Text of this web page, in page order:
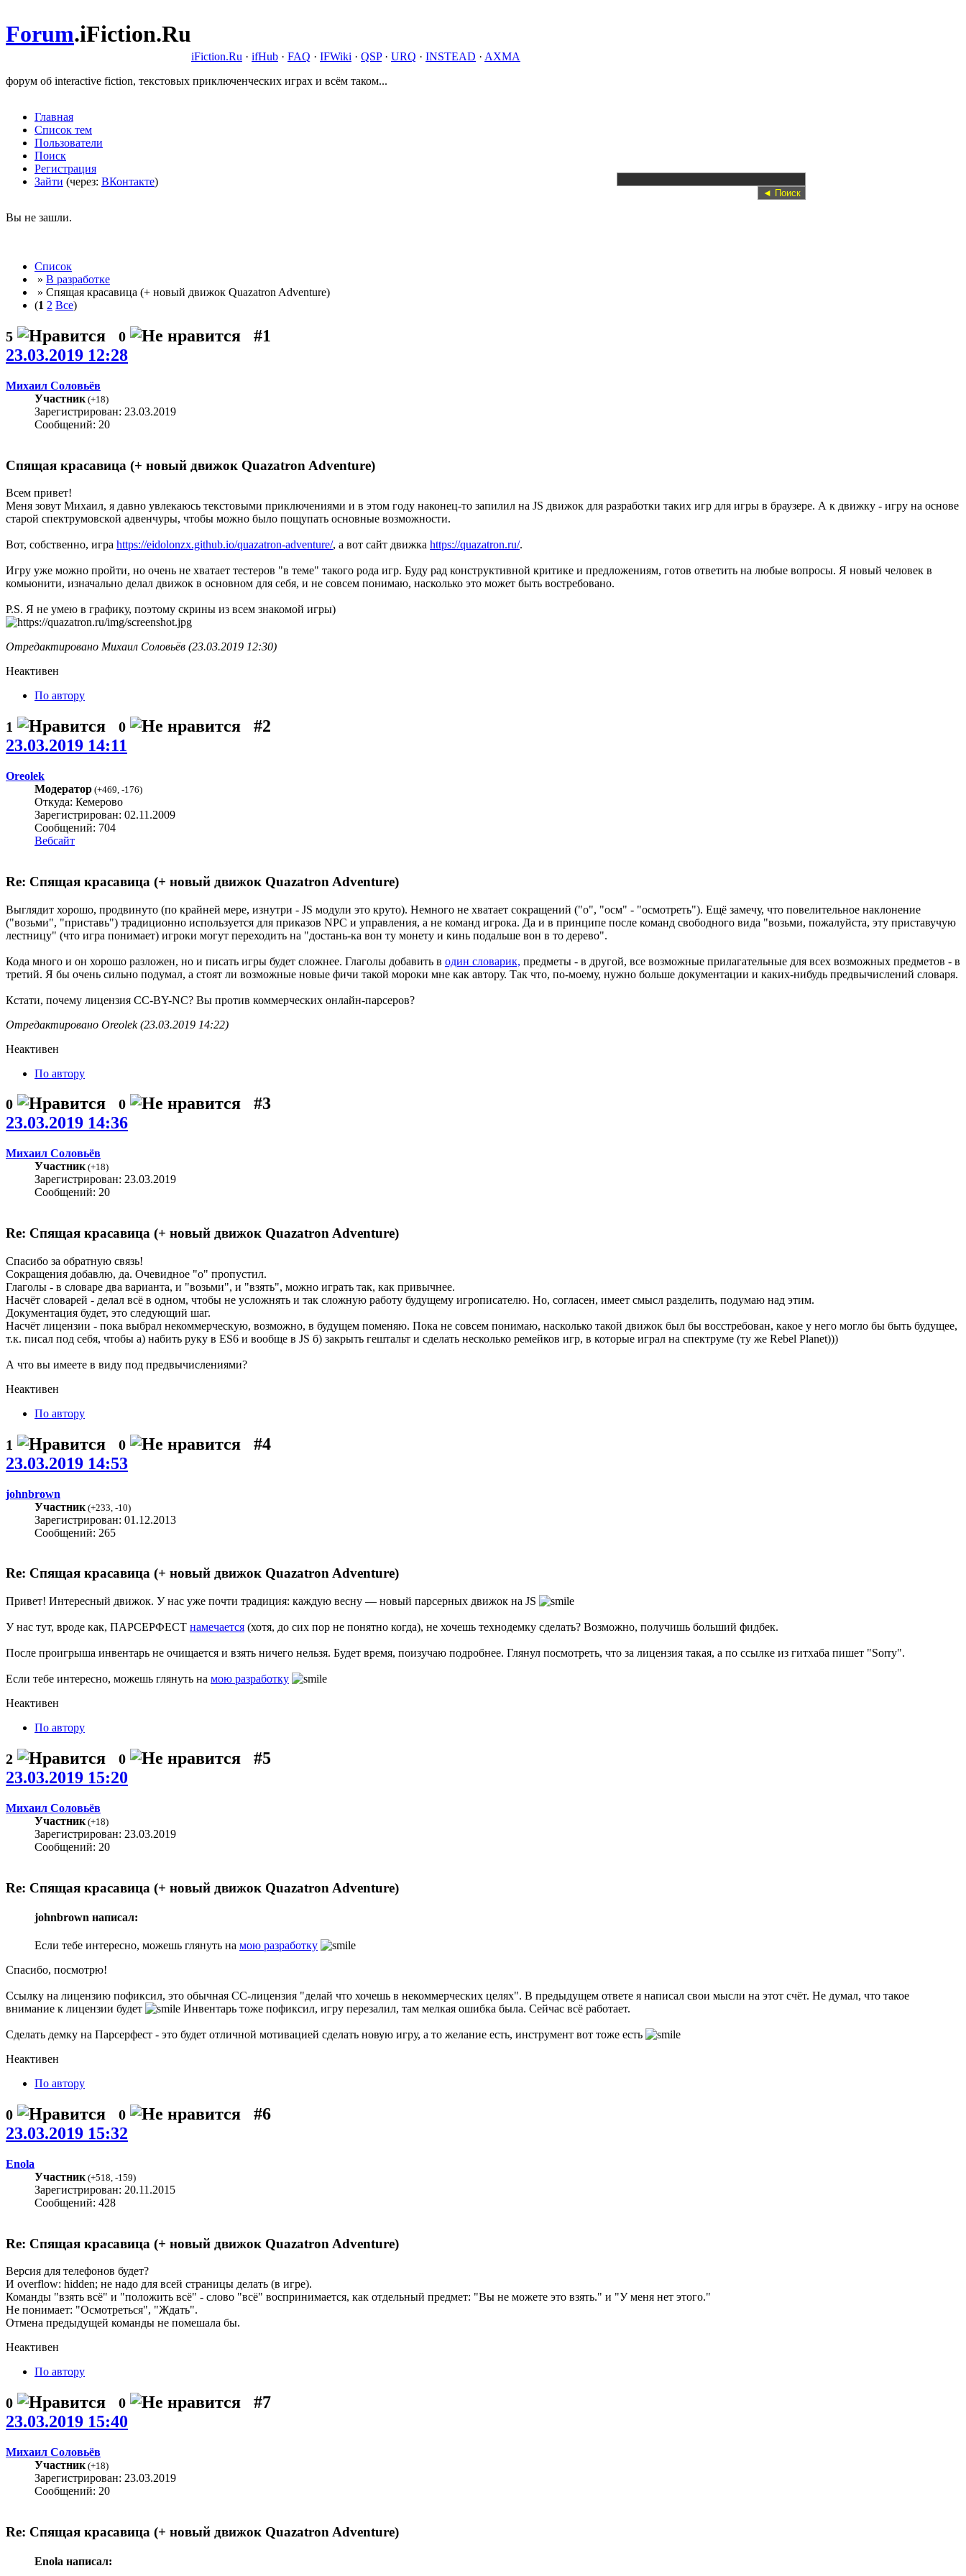
Forum.iFiction.Ru
iFiction.Ru · ifHub · FAQ · IFWiki · QSP· URQ · INSTEAD · AXMA
форум об interactive fiction, текстовых приключенческих играх и всём таком...
Главная
Список тем
Пользователи
Поиск
Регистрация
Зайти (через: ВКонтакте)
Вы не зашли.
Список
» В разработке
» Спящая красавица (+ новый движок Quazatron Adventure)
(1 2 Все)
5 0
#1
23.03.2019 12:28
Михаил Соловьёв
Участник (+18)
Зарегистрирован: 23.03.2019
Сообщений: 20
Спящая красавица (+ новый движок Quazatron Adventure)
Всем привет!
Меня зовут Михаил, я давно увлекаюсь текстовыми приключениями и в этом году наконец-то запилил на JS движок для разработки таких игр для игры в браузере. А к движку - игру на основе
старой спектрумовской адвенчуры, чтобы можно было пощупать основные возможности.
Вот, собственно, игра https://eidolonzx.github.io/quazatron-adventure/, а вот сайт движка https://quazatron.ru/.
Игру уже можно пройти, но очень не хватает тестеров "в теме" такого рода игр. Буду рад конструктивной критике и предложениям, готов ответить на любые вопросы. Я новый человек в
комьюнити, изначально делал движок в основном для себя, и не совсем понимаю, насколько это может быть востребовано.
P.S. Я не умею в графику, поэтому скрины из всем знакомой игры)
Отредактировано Михаил Соловьёв (23.03.2019 12:30)
Неактивен
По автору
1 0
#2
23.03.2019 14:11
Oreolek
Модератор (+469, -176)
Откуда: Кемерово
Зарегистрирован: 02.11.2009
Сообщений: 704
Вебсайт
Re: Спящая красавица (+ новый движок Quazatron Adventure)
Выглядит хорошо, продвинуто (по крайней мере, изнутри - JS модули это круто). Немного не хватает сокращений ("о", "осм" - "осмотреть"). Ещё замечу, что повелительное наклонение
("возьми", "приставь") традиционно используется для приказов NPC и управления, а не команд игрока. Да и в принципе после команд свободного вида "возьми, пожалуйста, эту приставучую
лестницу" (что игра понимает) игроки могут переходить на "достань-ка вон ту монету и кинь подальше вон в то дерево".
Кода много и он хорошо разложен, но и писать игры будет сложнее. Глаголы добавить в один словарик, предметы - в другой, все возможные прилагательные для всех возможных предметов - в
третий. Я бы очень сильно подумал, а стоят ли возможные новые фичи такой мороки мне как автору. Так что, по-моему, нужно больше документации и каких-нибудь предвычислений словаря.
Кстати, почему лицензия CC-BY-NC? Вы против коммерческих онлайн-парсеров?
Отредактировано Oreolek (23.03.2019 14:22)
Неактивен
По автору
0 0
#3
23.03.2019 14:36
Михаил Соловьёв
Участник(+18)
Зарегистрирован: 23.03.2019
Сообщений: 20
Re: Спящая красавица (+ новый движок Quazatron Adventure)
Спасибо за обратную связь!
Сокращения добавлю, да. Очевидное "о" пропустил.
Глаголы - в словаре два варианта, и "возьми", и "взять", можно играть так, как привычнее.
Насчёт словарей - делал всё в одном, чтобы не усложнять и так сложную работу будущему игрописателю. Но, согласен, имеет смысл разделить, подумаю над этим.
Документация будет, это следующий шаг.
Насчёт лицензии - пока выбрал некоммерческую, возможно, в будущем поменяю. Пока не совсем понимаю, насколько такой движок был бы восстребован, какое у него могло бы быть будущее,
т.к. писал под себя, чтобы а) набить руку в ES6 и вообще в JS б) закрыть гештальт и сделать несколько ремейков игр, в которые играл на спектруме (ту же Rebel Planet)))
А что вы имеете в виду под предвычислениями?
Неактивен
По автору
1 0
#4
23.03.2019 14:53
johnbrown
Участник (+233 -10)
Зарегистрирован: 01.12.2013
Сообщений: 265
Re: Спящая красавица (+ новый движок Quazatron Adventure)
Привет! Интересный движок. У нас уже почти традиция: каждую весну — новый парсерных движок на JS
У нас тут, вроде как, ПАРСЕРФЕСТ намечается (хотя, до сих пор не понятно когда), не хочешь технодемку сделать? Возможно, получишь больший фидбек.
После проигрыша инвентарь не очищается и взять ничего нельзя. Будет время, поизучаю подробнее. Глянул посмотреть, что за лицензия такая, а по ссылке из гитхаба пишет "Sorry".
Если тебе интересно, можешь глянуть на мою разработку
Неактивен
По автору
2 0
#5
23.03.2019 15:20
Михаил Соловьёв
Участник (+18)
Зарегистрирован: 23.03.2019
Сообщений: 20
Re: Спящая красавица (+ новый движок Quazatron Adventure)
johnbrown написал:
Если тебе интересно, можешь глянуть на мою разработку
Спасибо, посмотрю!
Ссылку на лицензию пофиксил, это обычная CC-лицензия "делай что хочешь в некоммерческих целях". В предыдущем ответе я написал свои мысли на этот счёт. Не думал, что такое
внимание к лицензии будет
Инвентарь тоже пофиксил, игру перезалил, там мелкая ошибка была. Сейчас всё работает.
Сделать демку на Парсерфест - это будет отличной мотивацией сделать новую игру, а то желание есть, инструмент вот тоже есть
Неактивен
По автору
0 0
#6
23.03.2019 15:32
Enola
Участник (+518 -159)
Зарегистрирован: 20.11.2015
Сообщений: 428
Re: Спящая красавица (+ новый движок Quazatron Adventure)
Версия для телефонов будет?
И overflow: hidden; не надо для всей страницы делать (в игре).
Команды "взять всё" и "положить всё" - слово "всё" воспринимается, как отдельный предмет: "Вы не можете это взять." и "У меня нет этого."
Не понимает: "Осмотреться", "Ждать".
Отмена предыдущей команды не помешала бы.
Неактивен
По автору
0 0
#7
23.03.2019 15:40
Михаил Соловьёв
Участник(+18)
Зарегистрирован: 23.03.2019
Сообщений: 20
Re: Спящая красавица (+ новый движок Quazatron Adventure)
Enola написал: